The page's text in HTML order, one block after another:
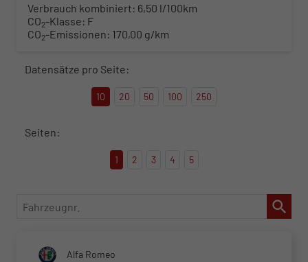
Verbrauch kombiniert: 6,50 l/100km
CO2-Klasse: F
CO2-Emissionen: 170,00 g/km
Datensätze pro Seite:
10 20 50 100 250
Seiten:
1 2 3 4 5
Fahrzeugnr.
Alfa Romeo